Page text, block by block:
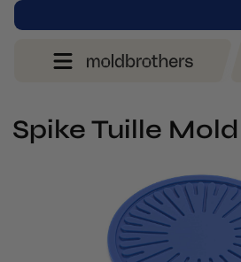
Spike Tuille Mold